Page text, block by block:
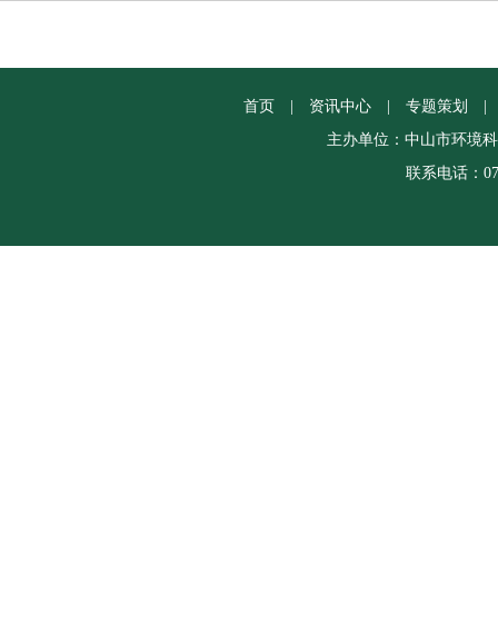
首页 资讯中心 专题策划
主办单位：中山市环境
联系电话：